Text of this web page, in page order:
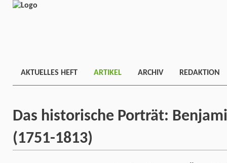
AKTUELLES HEFT ARTIKEL ARCHIV REDAKTION
Das historische Porträt:
(1751-1813)